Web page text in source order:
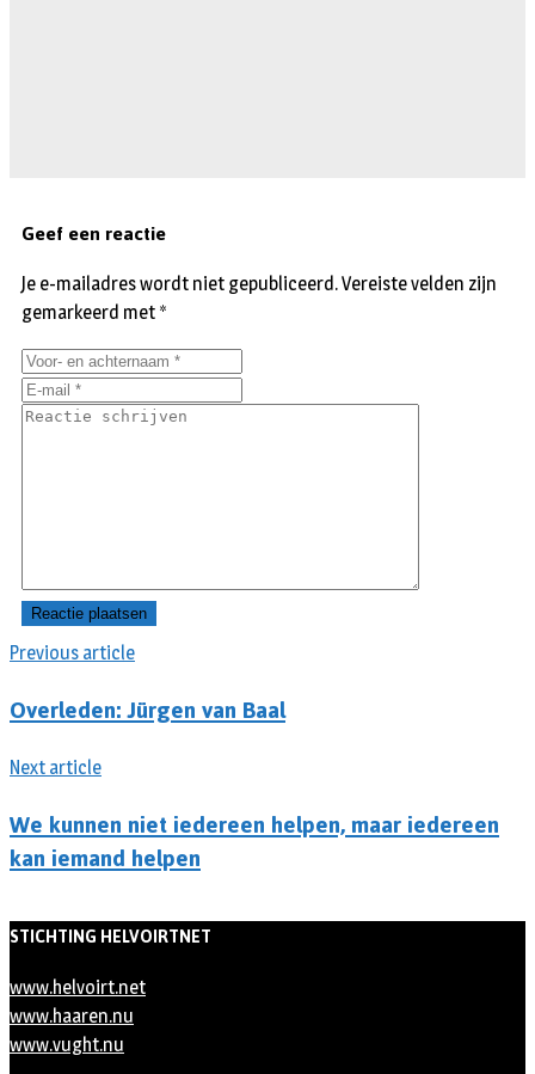
Previous article
Overleden: Jürgen van Baal
Next article
We kunnen niet iedereen helpen, maar iedereen
kan iemand helpen
Geef een reactie
Je e-mailadres wordt niet gepubliceerd.Vereiste velden zijn
gemarkeerd met *
STICHTING HELVOIRTNET
www.helvoirt.net
www.haaren.nu
www.vught.nu